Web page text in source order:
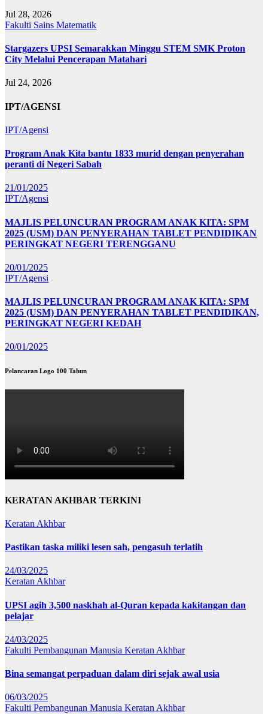
Jul 28, 2026
Fakulti Sains Matematik
Stargazers UPSI Semarakkan Minggu STEM SMK Proton
City Melalui Pencerapan Matahari
Jul 24, 2026
IPT/AGENSI
IPT/Agensi
Program Anak Kita bantu 1833 murid dengan penyerahan
peranti di Negeri Sabah
21/01/2025
IPT/Agensi
MAJLIS PELUNCURAN PROGRAM ANAK KITA: SPM
2025 (USM) DAN PENYERAHAN TABLET PENDIDIKAN
PERINGKAT NEGERI TERENGGANU
20/01/2025
IPT/Agensi
MAJLIS PELUNCURAN PROGRAM ANAK KITA: SPM
2025 (USM) DAN PENYERAHAN TABLET PENDIDIKAN,
PERINGKAT NEGERI KEDAH
20/01/2025
Pelancaran Logo 100 Tahun
KERATAN AKHBAR TERKINI
Keratan Akhbar
Pastikan taska miliki lesen sah, pengasuh terlatih
24/03/2025
Keratan Akhbar
UPSI agih 3,500 naskhah al-Quran kepada kakitangan dan
pelajar
24/03/2025
Fakulti Pembangunan Manusia Keratan Akhbar
Bina semangat perpaduan dalam diri sejak awal usia
06/03/2025
Fakulti Pembangunan Manusia Keratan Akhbar